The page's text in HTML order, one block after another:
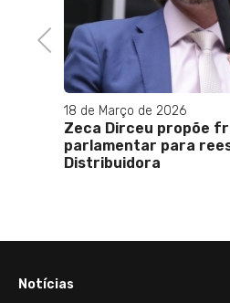
Previous
de 2026
propõe frente
para reestatizar a BR
Notícias